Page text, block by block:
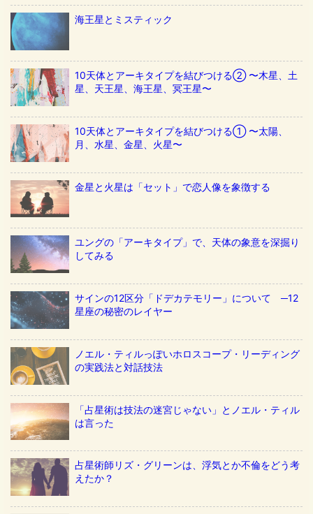
海王星とミスティック
10天体とアーキタイプを結びつける② 〜木星、土
星、天王星、海王星、冥王星〜
10天体とアーキタイプを結びつける① 〜太陽、
月、水星、金星、火星〜
金星と火星は「セット」で恋人像を象徴する
ユングの「アーキタイプ」で、天体の象意を深掘り
してみる
サインの12区分「ドデカテモリー」について ─12
星座の秘密のレイヤー
ノエル・ティルっぽいホロスコープ・リーディング
の実践法と対話技法
「占星術は技法の迷宮じゃない」とノエル・ティル
は言った
占星術師リズ・グリーンは、浮気とか不倫をどう考
えたか？